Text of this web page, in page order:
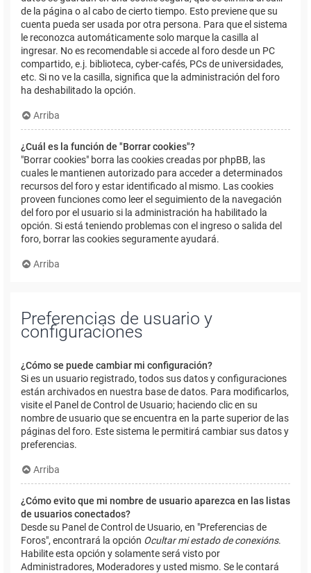
de la página o al cabo de cierto tiempo. Esto previene que su
cuenta pueda ser usada por otra persona. Para que el sistema
le reconozca automáticamente solo marque la casilla al
ingresar. No es recomendable si accede al foro desde un PC
compartido, e.j. biblioteca, cyber-cafés, PCs de universidades,
etc. Si no ve la casilla, significa que la administración del foro
ha deshabilitado la opción.
Arriba
¿Cuál es la función de "Borrar cookies"?
"Borrar cookies" borra las cookies creadas por phpBB, las
cuales le mantienen autorizado para acceder a determinados
recursos del foro y estar identificado al mismo. Las cookies
proveen funciones como leer el seguimiento de la navegación
del foro por el usuario si la administración ha habilitado la
opción. Si está teniendo problemas con el ingreso o salida del
foro, borrar las cookies seguramente ayudará.
Arriba
Preferencias de usuario y
configuraciones
¿Cómo se puede cambiar mi configuración?
Si es un usuario registrado, todos sus datos y configuraciones
están archivados en nuestra base de datos. Para modificarlos,
visite el Panel de Control de Usuario; haciendo clic en su
nombre de usuario que se encuentra en la parte superior de las
páginas del foro. Este sistema le permitirá cambiar sus datos y
preferencias.
Arriba
¿Cómo evito que mi nombre de usuario aparezca en las listas
de usuarios conectados?
Desde su Panel de Control de Usuario, en "Preferencias de
Foros", encontrará la opción Ocultar mi estado de conexións.
Habilite esta opción y solamente será visto por
Administradores, Moderadores y usted mismo. Se le contará